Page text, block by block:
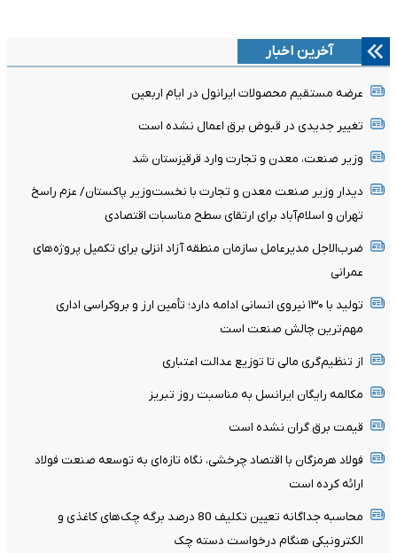
آخرین اخبار
عرضه مستقیم محصولات ایرانول در ایام اربعین
تغییر جدیدی در قبوض برق اعمال نشده است
وزیر صنعت، معدن و تجارت وارد قرقیزستان شد
دیدار وزیر صنعت معدن و تجارت با نخست‌وزیر پاکستان/ عزم راسخ
تهران و اسلام‌آباد برای ارتقای سطح مناسبات اقتصادی
ضرب‌الاجل مدیرعامل سازمان منطقه آزاد انزلی برای تکمیل پروژه‌های
عمرانی
تولید با ۱۳۰ نیروی انسانی ادامه دارد؛ تأمین ارز و بروکراسی اداری
مهم‌ترین چالش صنعت است
از تنظیم‌گری مالی تا توزیع عدالت اعتباری
مکالمه رایگان ایرانسل به مناسبت روز تبریز
قیمت برق گران نشده است
فولاد هرمزگان با اقتصاد چرخشی، نگاه تازه‌ای به توسعه صنعت فولاد
ارائه کرده است
محاسبه جداگانه تعیین تکلیف 80 درصد برگه چک‌های کاغذی و
الکترونیکی هنگام درخواست دسته چک